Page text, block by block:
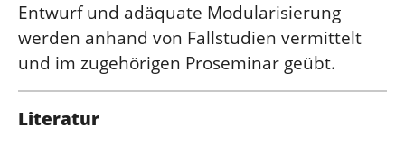
Entwurf und adäquate Modularisierung
werden anhand von Fallstudien vermittelt
und im zugehörigen Proseminar geübt.
Literatur